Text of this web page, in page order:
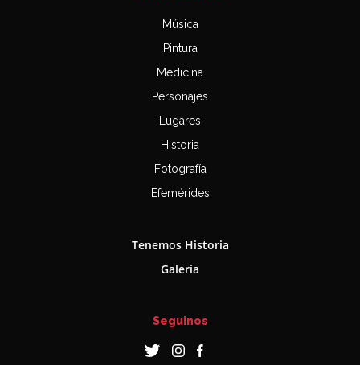
Música
Pintura
Medicina
Personajes
Lugares
Historia
Fotografía
Efemérides
Tenemos Historia
Galería
Seguinos